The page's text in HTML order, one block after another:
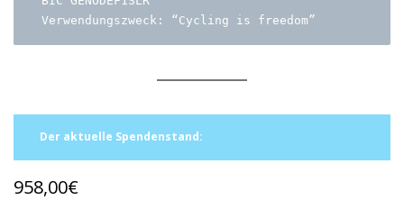
Verwendungszweck: “Cycling is freedom”
Der aktuelle Spendenstand:
958,00€